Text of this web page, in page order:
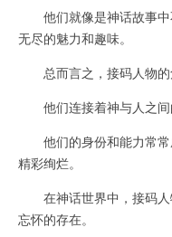
他们就像是神话故事中
无尽的魅力和趣味。
总而言之，接码人物的
他们连接着神与人之间
他们的身份和能力常常
精彩绚烂。
在神话世界中，接码人
忘怀的存在。